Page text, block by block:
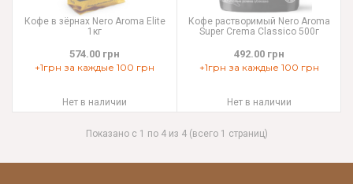
Кофе в зёрнах Nero Aroma Elite
1кг
574.00 грн
+1грн за каждые 100 грн
Нет в наличии
Кофе растворимый Nero Aroma
Super Crema Сlassico 500г
492.00 грн
+1грн за каждые 100 грн
Нет в наличии
Показано с 1 по 4 из 4 (всего 1 страниц)